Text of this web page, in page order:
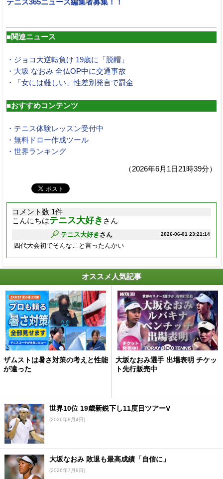
テニス365ニュース編集者募集！！
■関連ニュース
・ジョコ大逆転負け 19歳に「脱帽」
・大坂 なおみ 全仏OP中に交通事故
・「女には難しい」性差別発言で罰金
■おすすめコンテンツ
・テニス体験レッスン受付中
・無料ドロー作成ツール
・世界ランキング
（2026年6月1日21時39分）
コメント数 1件
こんにちはテニス大好き さん
2026-06-01 23:21:14
テニス大好き さん
四代大会初でそんなこと言ったんかい
オススメ人気記事
ザムストは暑さ対策の考えと性能
が違った
大坂なおみ選手 出場表明 チケッ
ト先行販売中
世界10位 19歳新鋭下し11度目ツアーV
(2026年8月4日)
大坂なおみ 敗退も最高成績「自信に」
(2026年7月8日)